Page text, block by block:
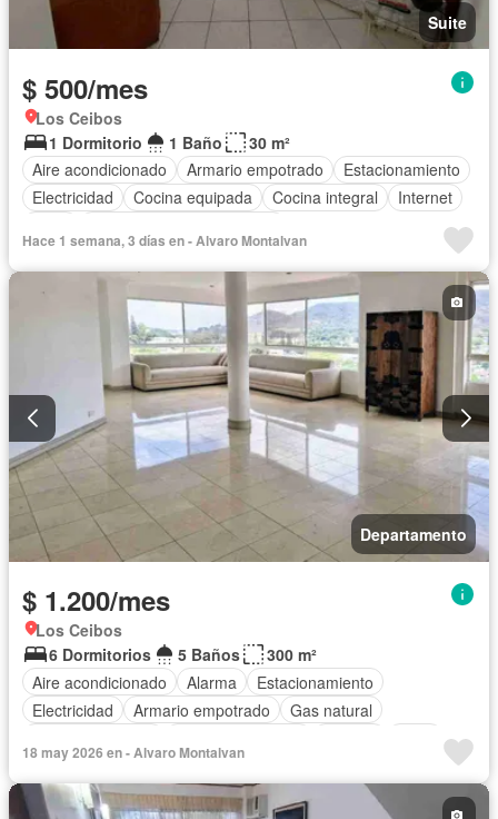
Suite
$ 500/mes
Los Ceibos
1 Dormitorio
1 Baño
30 m²
Aire acondicionado
Armario empotrado
Estacionamiento
Electricidad
Cocina equipada Cocina integral
Internet
Hace 1 semana, 3 días en - Alvaro Montalvan
Departamento
$ 1.200/mes
Los Ceibos
6 Dormitorios
5 Baños
300 m²
Aire acondicionado
Alarma
Estacionamiento
Electricidad
Armario empotrado
Gas natural
Conserje
Ascensor Seguridad
18 may 2026 en - Alvaro Montalvan